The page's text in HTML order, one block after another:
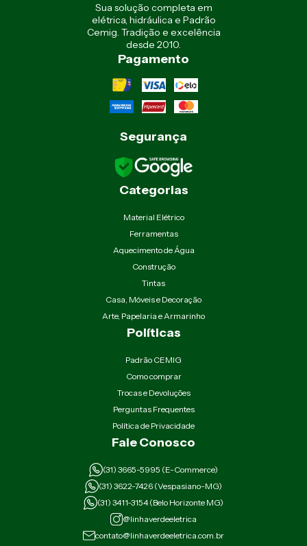
Sua solução completa em
elétrica, hidráulica e Padrão
Cemig. Tradição e excelência
desde 2010.
Pagamento
Segurança
Categorias
Material Elétrico
Ferramentas
Aquecimento de Água
Construção
Tintas
Casa, Móveis e Decoração
Arte, Papelaria e Armarinho
Políticas
Padrão CEMIG
Como comprar
Trocas e Devoluções
Perguntas Frequentes
Política de Privacidade
Fale Conosco
(31) 3665-5995 (E-Commerce)
(31) 3622-7426 (Vespasiano-MG)
(31) 3411-3154 (Belo Horizonte MG)
@linhaverdeeletrica
contato@linhaverdeeletrica.com.br